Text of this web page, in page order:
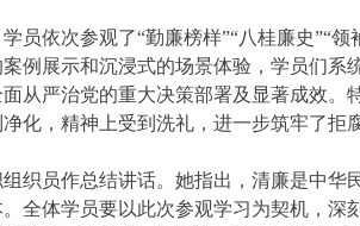
员依次参观了“勤廉榜样”“八桂廉史”“
例展示和沉浸式的场景体验，学员们
从严治党的重大决策部署及显著成效
化，精神上受到洗礼，进一步筑牢了拒
织员作总结讲话。她指出，清廉是中
全体学员要以此次参观学习为契机，